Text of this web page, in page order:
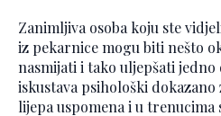
Zanimljiva osoba koju ste
iz pekarnice mogu biti nešto
nasmijati i tako uljepšati
iskustava psihološki
lijepa uspomena i u trenucima